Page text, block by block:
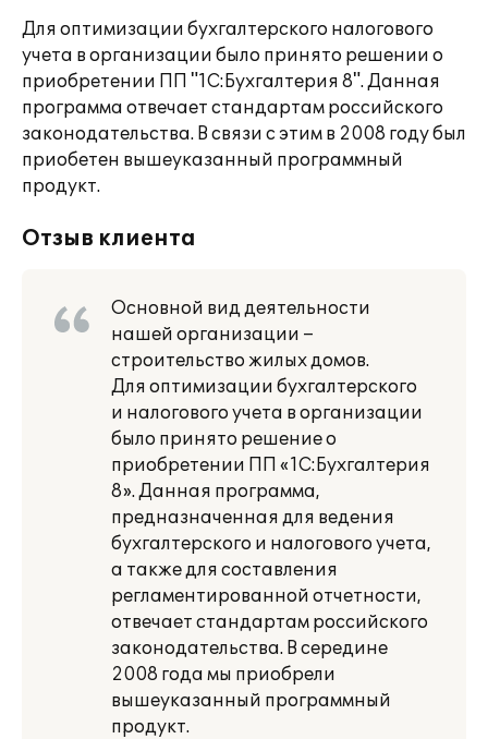
Для оптимизации бухгалтерского налогового
учета в организации было принято решении о
приобретении ПП "1С:Бухгалтерия 8". Данная
программа отвечает стандартам российского
законодательства. В связи с этим в 2008 году был
приобетен вышеуказанный программный
продукт.
Отзыв клиента
Основной вид деятельности
нашей организации –
строительство жилых домов.
Для оптимизации бухгалтерского
и налогового учета в организации
было принято решение о
приобретении ПП «1С:Бухгалтерия
8». Данная программа,
предназначенная для ведения
бухгалтерского и налогового учета,
а также для составления
регламентированной отчетности,
отвечает стандартам российского
законодательства. В середине
2008 года мы приобрели
вышеуказанный программный
продукт.